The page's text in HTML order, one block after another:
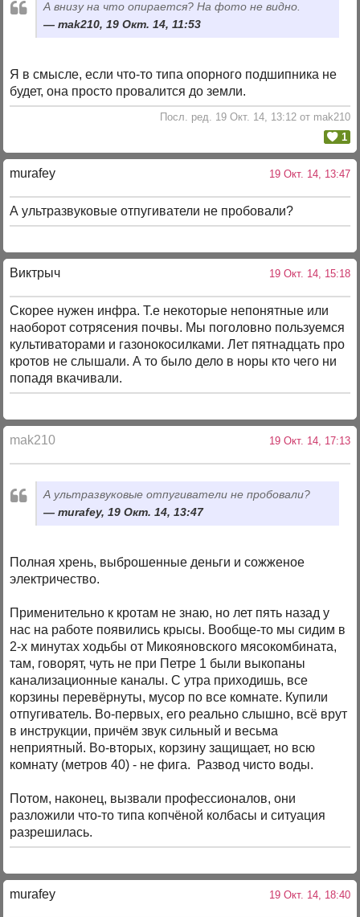
А внизу на что опирается? На фото не видно.
mak210, 19 Окт. 14, 11:53
Я в смысле, если что-то типа опорного подшипника не
будет, она просто провалится до земли.
Посл. ред. 19 Окт. 14, 13:12 от mak210
1
murafey 19 Окт. 14, 13:47
А ультразвуковые отпугиватели не пробовали?
Виктрыч 19 Окт. 14, 15:18
Скорее нужен инфра. Т.е некоторые непонятные или
наоборот сотрясения почвы. Мы поголовно пользуемся
культиваторами и газонокосилками. Лет пятнадцать про
кротов не слышали. А то было дело в норы кто чего ни
попадя вкачивали.
mak210 19 Окт. 14, 17:13
А ультразвуковые отпугиватели не пробовали?
murafey, 19 Окт. 14, 13:47
Полная хрень, выброшенные деньги и сожженое
электричество.
Применительно к кротам не знаю, но лет пять назад у
нас на работе появились крысы. Вообще-то мы сидим в
2-х минутах ходьбы от Микояновского мясокомбината,
там, говорят, чуть не при Петре 1 были выкопаны
канализационные каналы. С утра приходишь, все
корзины перевёрнуты, мусор по все комнате. Купили
отпугиватель. Во-первых, его реально слышно, всё врут
в инструкции, причём звук сильный и весьма
неприятный. Во-вторых, корзину защищает, но всю
комнату (метров 40) - не фига. Развод чисто воды.
Потом, наконец, вызвали профессионалов, они
разложили что-то типа копчёной колбасы и ситуация
разрешилась.
murafey 19 Окт. 14, 18:40